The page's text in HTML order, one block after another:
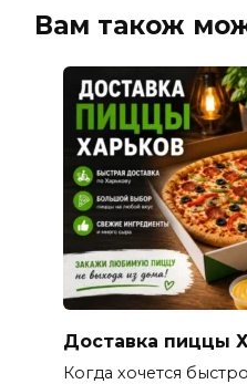
Вам також
Доставка пиццы
Когда хочется